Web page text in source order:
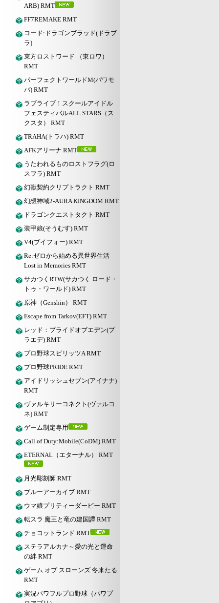
ARB) RMT
FF7REMAKE RMT
コード:ドラゴンブラッド(ドラブ
ラ)
東方ロストワード （東ロワ）
RMT
パーフェクトワールドM(パワモ
バ) RMT
ラブライブ！スクールアイドル
フェスティバルALL STARS（ス
クスタ） RMT
TRAHA(トラハ) RMT
AFKアリーナ RMT
うたわれるものロストフラグ(ロ
スフラ) RMT
幻獣契約クリプトラクト RMT
幻想神域2-AURA KINGDOM RMT
ドラゴンクエストタクト RMT
装甲娘(そうむす) RMT
V4(ブイフォー) RMT
Re:ゼロから始める異世界生活
Lost in Memories RMT
サカつくRTW(サカつく ロード・
トゥ・ワールド) RMT
原神（Genshin） RMT
Escape from Tarkov(EFT) RMT
レッド：プライドオブエデン(プ
ラエデ) RMT
プロ野球スピリッツA RMT
プロ野球PRIDE RMT
アイドリッシュセブン(アイナナ)
RMT
ヴァルキリーコネクト(ヴァルコ
ネ) RMT
ゲーム制定専用
Call of Duty:Mobile(CoDM) RMT
ETERNAL（エターナル） RMT
月光彫刻師 RMT
ブルーアーカイブ RMT
ウマ娘プリティーダービー RMT
転スラ 魔王と竜の建国譚 RMT
チョコットランド RMT
ステラアルカナ～愛の光と運命
の絆 RMT
ゲーム オブ スローンズ 冬来たる
RMT
実況パワフルプロ野球（パワプ